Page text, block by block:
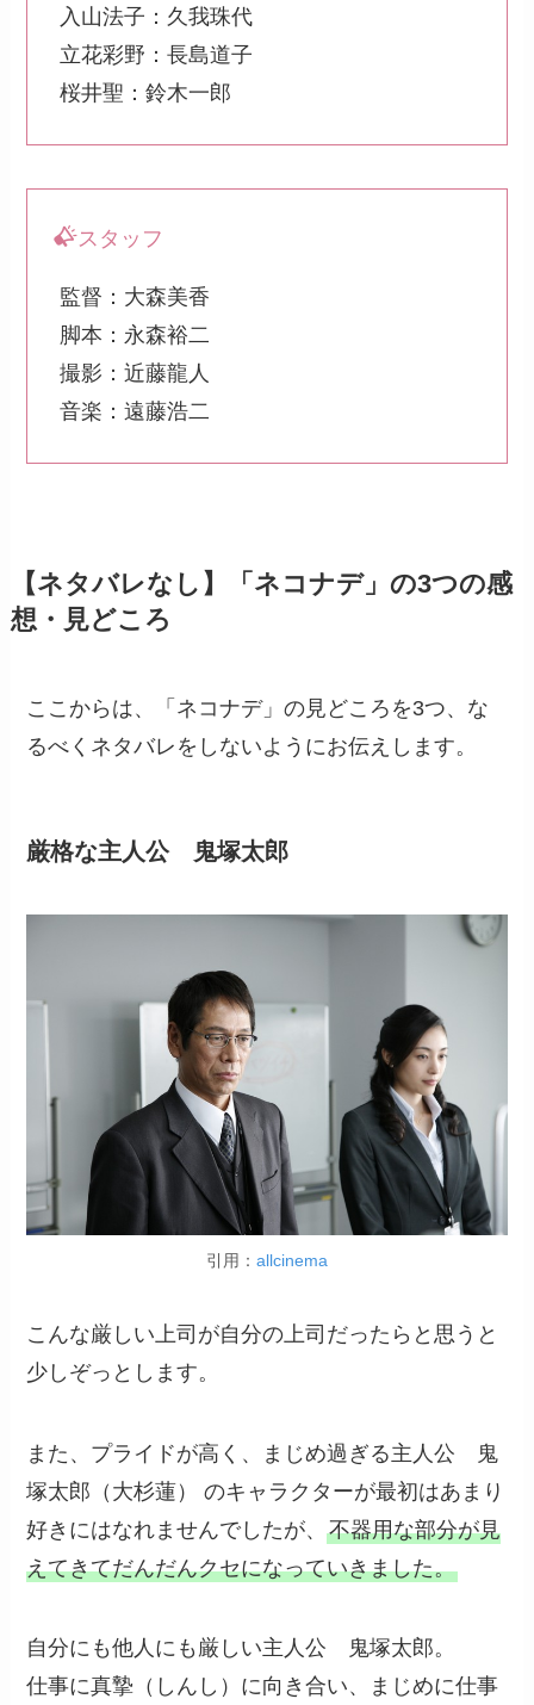
入山法子：久我珠代
立花彩野：長島道子
桜井聖：鈴木一郎
スタッフ
監督：大森美香
脚本：永森裕二
撮影：近藤龍人
音楽：遠藤浩二
【ネタバレなし】「ネコナデ」の3つの感
想・見どころ
ここからは、「ネコナデ」の見どころを3つ、な
るべくネタバレをしないようにお伝えします。
厳格な主人公 鬼塚太郎
引用： allcinema
こんな厳しい上司が自分の上司だったらと思うと
少しぞっとします。
また、プライドが高く、まじめ過ぎる主人公 鬼
塚太郎（大杉蓮） のキャラクターが最初はあまり
好きにはなれませんでしたが、不器用な部分が見
えてきてだんだんクセになっていきました。
自分にも他人にも厳しい主人公 鬼塚太郎。
仕事に真摯（しんし）に向き合い、まじめに仕事